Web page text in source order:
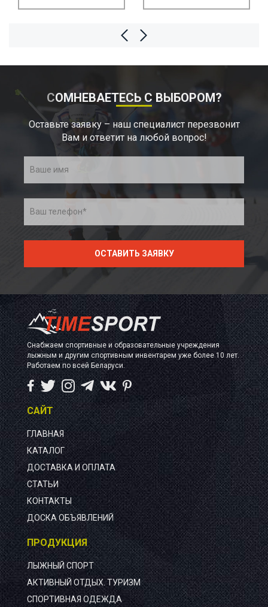
СОМНЕВАЕТЕСЬ С ВЫБОРОМ?
Оставьте заявку – наш специалист перезвонит
Вам и ответит на любой вопрос!
Снабжаем спортивные и образовательные учреждения
лыжным и другим спортивным инвентарем уже более 10 лет.
Работаем по всей Беларуси.
САЙТ
ГЛАВНАЯ
КАТАЛОГ
ДОСТАВКА И ОПЛАТА
СТАТЬИ
КОНТАКТЫ
ДОСКА ОБЪЯВЛЕНИЙ
ПРОДУКЦИЯ
ЛЫЖНЫЙ СПОРТ
АКТИВНЫЙ ОТДЫХ. ТУРИЗМ
СПОРТИВНАЯ ОДЕЖДА